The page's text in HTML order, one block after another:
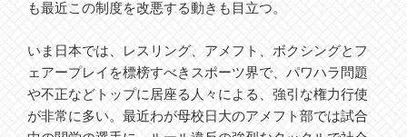
も最近この制度を改悪する動きも目立つ。
いま日本では、レスリング、アメフト、ボクシングとフ
ェアープレイを標榜すべきスポーツ界で、パワハラ問題
や不正などトップに居座る人々による、強引な権力行使
が非常に多い。最近わが母校日大のアメフト部では試合